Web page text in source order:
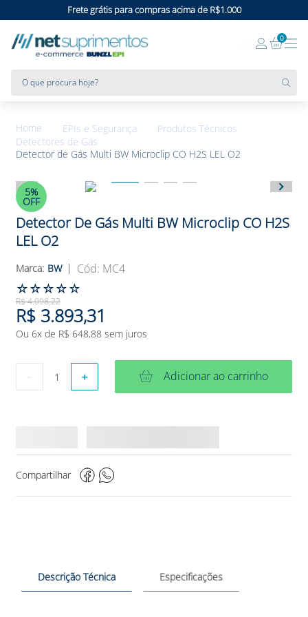
Frete grátis para compras acima de R$1.000
0
EPIs e Segurança
Produtos Técnicos
Detectores de Gás
Detector de Gás Multi BW Microclip CO H2S LEL O2
5%
OFF
Detector De Gás Multi BW Microclip CO H2S
LEL O2
BW : MC4
☆☆☆☆☆
R$4.098,22
R$ 3.893,31
Ou 6x de R$ 648,88 sem juros
＋ Adicionar ao carrinho
Compartilhar
Descrição Técnica Especificações